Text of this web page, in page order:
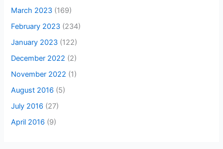
March 2023 (169)
February 2023 (234)
January 2023 (122)
December 2022 (2)
November 2022 (1)
August 2016 (5)
July 2016 (27)
April 2016 (9)